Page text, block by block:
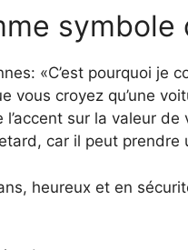
«C’est pourquoi
vous croyez qu’une
sur la valeur
car il peut
heureux et en